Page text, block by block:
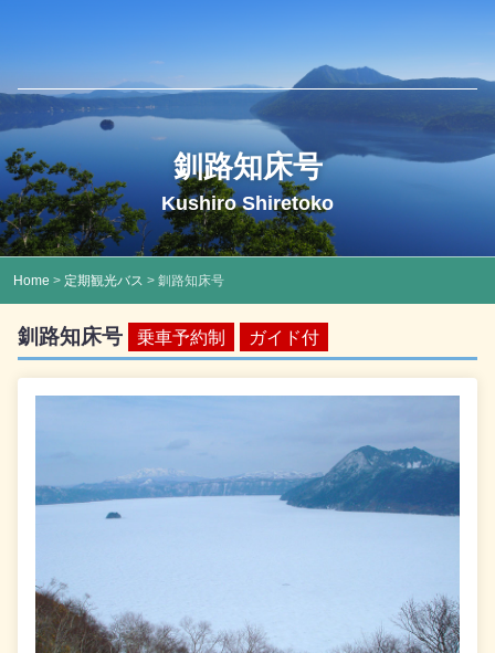
釧路知床号
Kushiro Shiretoko
Home > 定期観光バス > 釧路知床号
釧路知床号 乗車予約制 ガイド付